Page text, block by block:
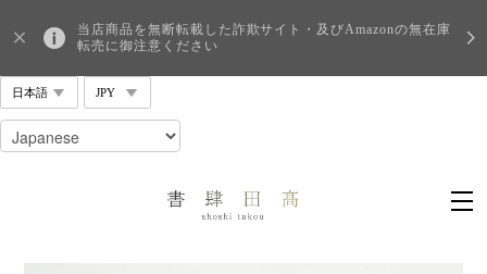
当店商品を無断転載した詐欺サイト・及びAmazonの無在庫
転売に御注意ください